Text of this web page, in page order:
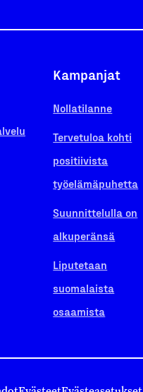
Kampanjat
Nollatilanne
Tervetuloa kohti
positiivista
työelämäpuhetta
Suunnittelulla on
alkuperänsä
Liputetaan
suomalaista
osaamista